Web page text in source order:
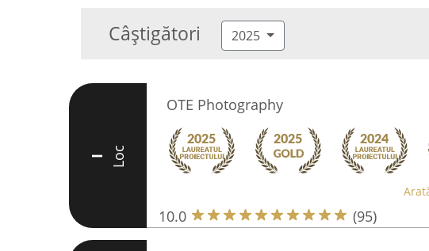
Câștigători 2025
I Loc
OTE Photography
10.0 (95)